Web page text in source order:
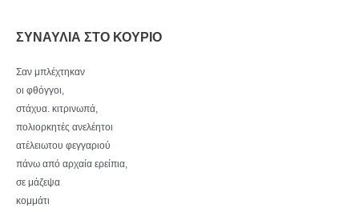
ΣΥΝΑΥΛΙΑ ΣΤΟ ΚΟΥΡΙΟ
Σαν μπλέχτηκαν
οι φθόγγοι,
στάχυα. κιτρινωπά,
πολιορκητές ανελέητοι
ατέλειωτου φεγγαριού
πάνω από αρχαία ερείπια,
σε μάζεψα
κομμάτι